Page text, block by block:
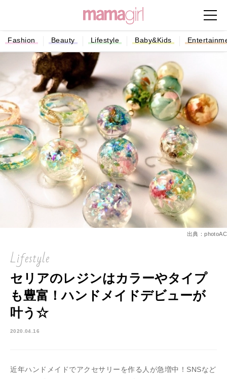
Fashion Beauty Lifestyle Baby&Kids
出典：photoAC
Lifestyle
セリアのレジンはカラーやタイプ
も豊富！ハンドメイドデビューが
叶う☆
2020.04.16
近年ハンドメイドでアクセサリーを作る人が急増中！SNSなど